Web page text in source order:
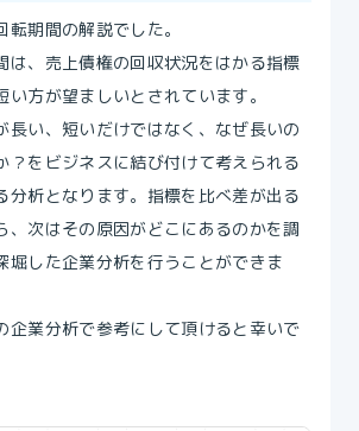
期間の解説でした。
は、売上債権の回収状況をはかる指標
い方が望ましいとされています。
長い、短いだけではなく、なぜ長いの
？をビジネスに結び付けて考えられる
分析となります。指標を比べ差が出る
、次はその原因がどこにあるのかを調
堀した企業分析を行うことができま
企業分析で参考にして頂けると幸いで